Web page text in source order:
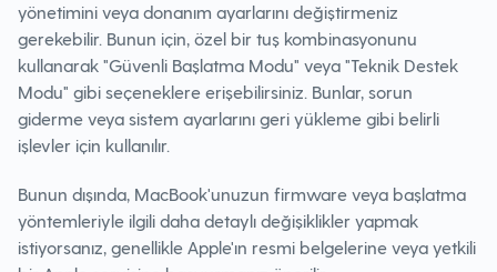
yönetimini veya donanım ayarlarını değiştirmeniz
gerekebilir. Bunun için, özel bir tuş kombinasyonunu
kullanarak "Güvenli Başlatma Modu" veya "Teknik Destek
Modu" gibi seçeneklere erişebilirsiniz. Bunlar, sorun
giderme veya sistem ayarlarını geri yükleme gibi belirli
işlevler için kullanılır.
Bunun dışında, MacBook'unuzun firmware veya başlatma
yöntemleriyle ilgili daha detaylı değişiklikler yapmak
istiyorsanız, genellikle Apple'ın resmi belgelerine veya yetkili